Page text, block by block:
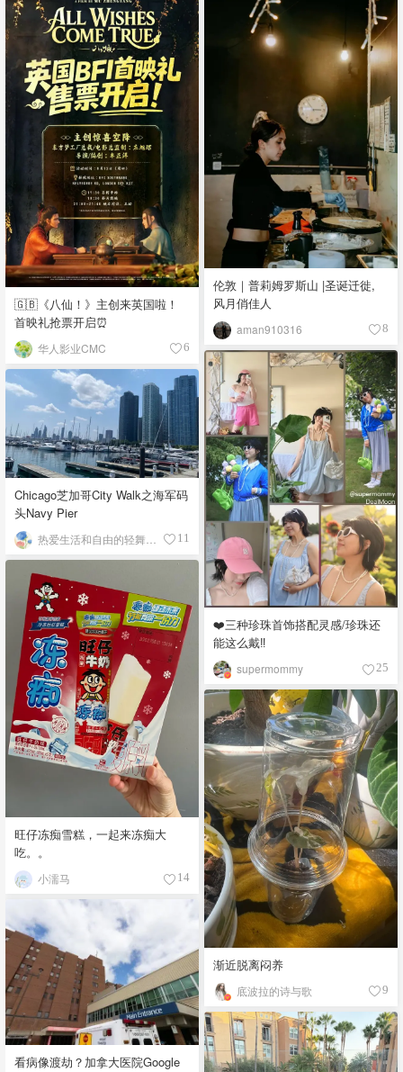
🇬🇧《八仙！》主创来英国啦！
首映礼抢票开启⏰
华人影业CMC 6
伦敦｜普莉姆罗斯山 |圣诞迁徙,
风月俏佳人
aman910316 8
❤️三种珍珠首饰搭配灵感/珍珠还
能这么戴‼️
supermommy 25
Chicago芝加哥City Walk之海军码
头Navy Pier
11
旺仔冻痴雪糕，一起来冻痴大
吃。。
小濡马 14
渐近脱离闷养
底波拉的诗与歌 9
看病像渡劫？加拿大医院Google